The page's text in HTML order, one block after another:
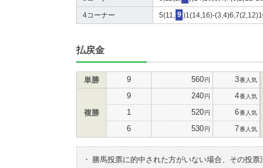
4コーナー 5(11, 9 )1(14,16)-
払戻金
単勝 9 560円 3番人気
複勝
9 240円 4番人気
1 520円 6番人気
6 530円 7番人気
・
勝馬投票に的中された方がいない場合、その投